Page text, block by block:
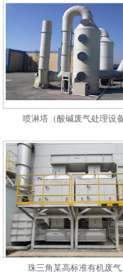
喷淋塔（酸碱废气处理设备
珠三角某高标准有机废气